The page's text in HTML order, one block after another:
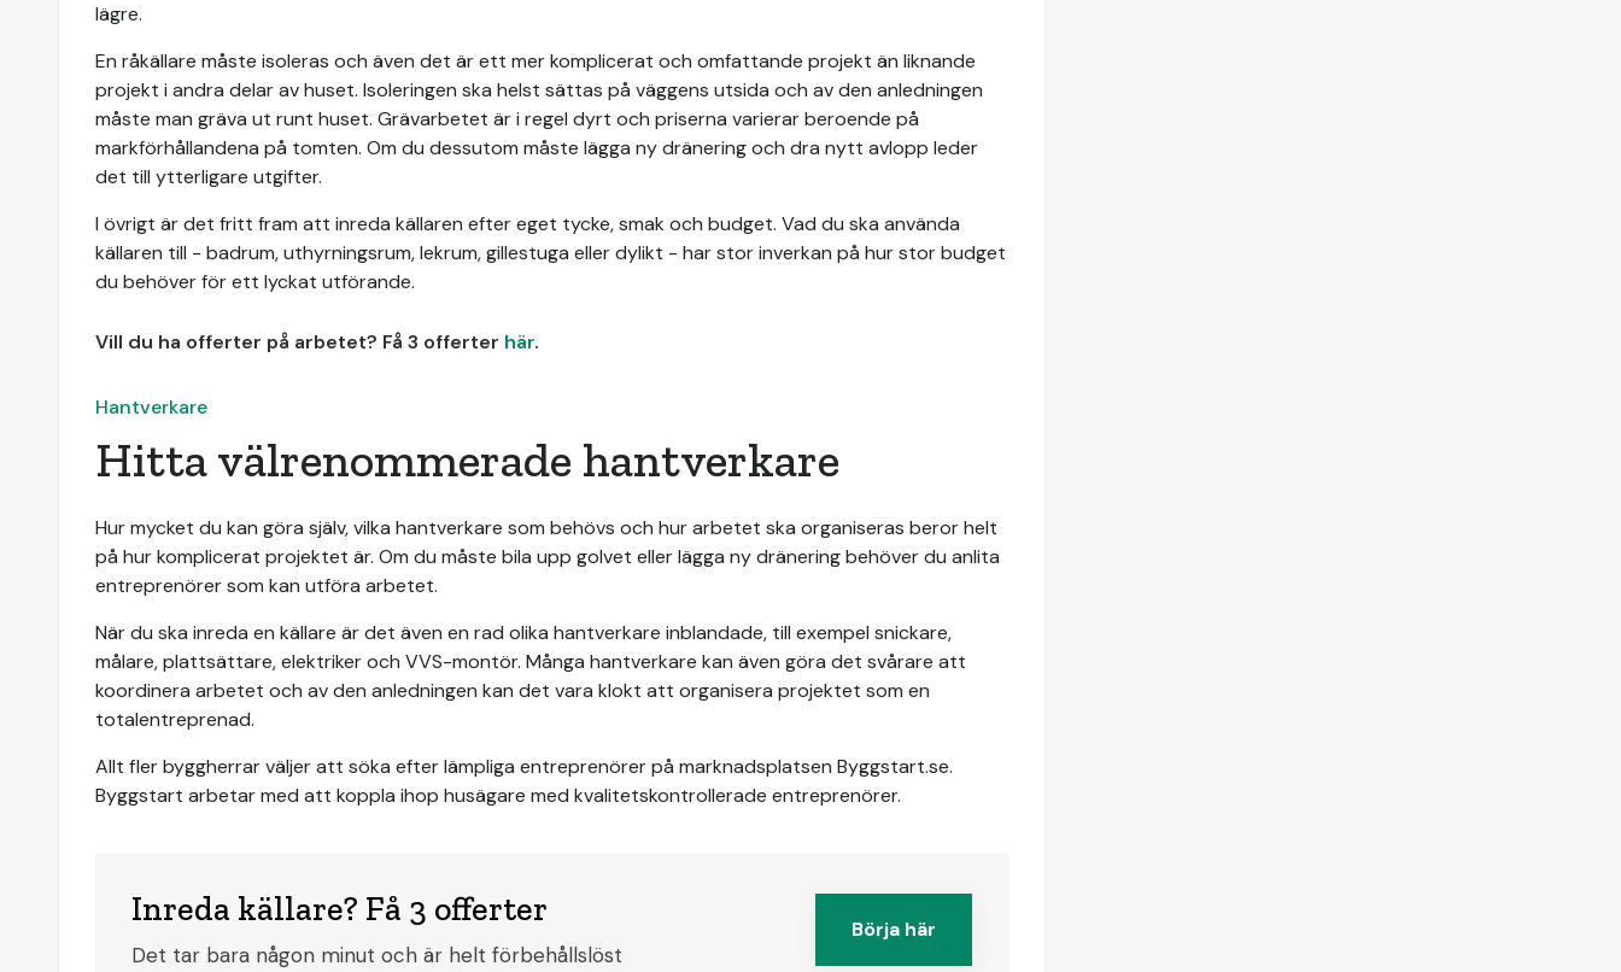
lägre.
En råkällare måste isoleras och även det är ett mer komplicerat och omfattande projekt än liknande
projekt i andra delar av huset. Isoleringen ska helst sättas på väggens utsida och av den anledningen
måste man gräva ut runt huset. Grävarbetet är i regel dyrt och priserna varierar beroende på
markförhållandena på tomten. Om du dessutom måste lägga ny dränering och dra nytt avlopp leder
det till ytterligare utgifter.
I övrigt är det fritt fram att inreda källaren efter eget tycke, smak och budget. Vad du ska använda
källaren till - badrum, uthyrningsrum, lekrum, gillestuga eller dylikt - har stor inverkan på hur stor budget
du behöver för ett lyckat utförande.
Vill du ha offerter på arbetet? Få 3 offerter här.
Hantverkare
Hitta välrenommerade hantverkare
Hur mycket du kan göra själv, vilka hantverkare som behövs och hur arbetet ska organiseras beror helt
på hur komplicerat projektet är. Om du måste bila upp golvet eller lägga ny dränering behöver du anlita
entreprenörer som kan utföra arbetet.
När du ska inreda en källare är det även en rad olika hantverkare inblandade, till exempel snickare,
målare, plattsättare, elektriker och VVS-montör. Många hantverkare kan även göra det svårare att
koordinera arbetet och av den anledningen kan det vara klokt att organisera projektet som en
totalentreprenad.
Allt fler byggherrar väljer att söka efter lämpliga entreprenörer på marknadsplatsen Byggstart.se.
Byggstart arbetar med att koppla ihop husägare med kvalitetskontrollerade entreprenörer.
Inreda källare? Få 3 offerter
Det tar bara någon minut och är helt förbehållslöst
Börja här